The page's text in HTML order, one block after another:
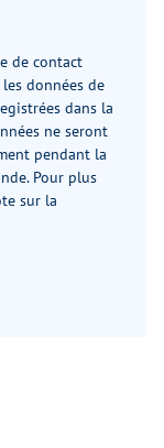
de contact
les données de
dans la
ne seront
pendant la
Pour plus
sur la